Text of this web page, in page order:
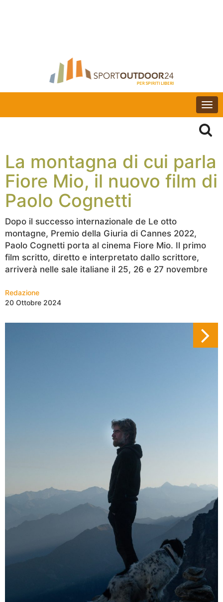
La montagna di cui parla
Fiore Mio, il nuovo film di
Paolo Cognetti
Dopo il successo internazionale de Le otto
montagne, Premio della Giuria di Cannes 2022,
Paolo Cognetti porta al cinema Fiore Mio. Il primo
film scritto, diretto e interpretato dallo scrittore,
arriverà nelle sale italiane il 25, 26 e 27 novembre
Redazione
20 Ottobre 2024